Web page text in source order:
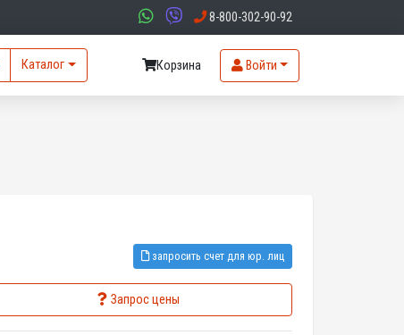
8-800-302-90-92
Каталог Корзина Войти
запросить счет для юр. лиц
Запрос цены